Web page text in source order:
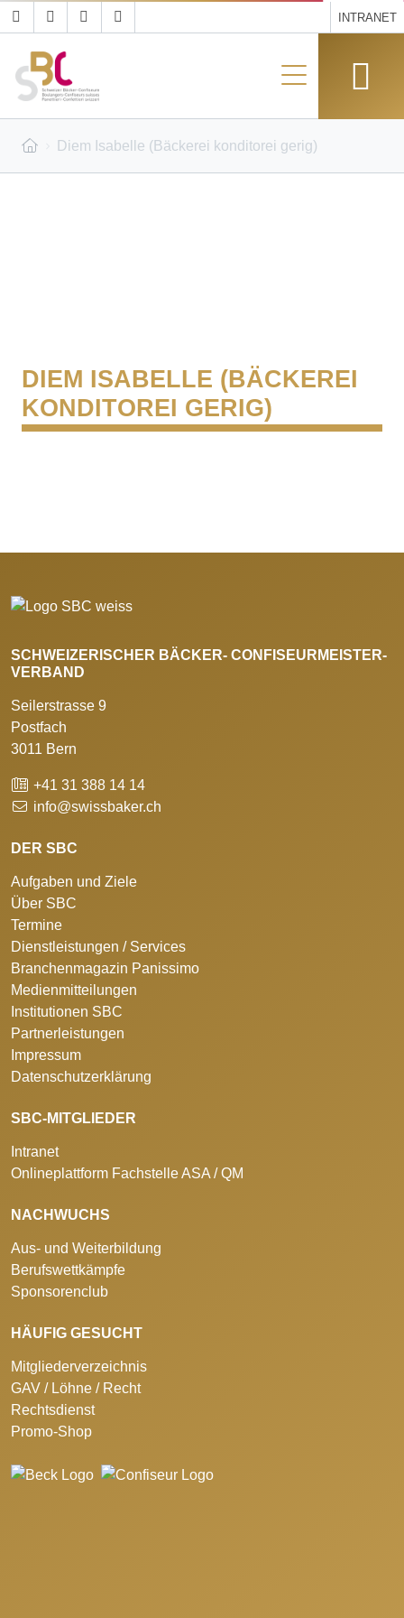
INTRANET
Diem Isabelle (Bäckerei konditorei gerig)
DIEM ISABELLE (BÄCKEREI
KONDITOREI GERIG)
SCHWEIZERISCHER BÄCKER- CONFISEURMEISTER-
VERBAND
Seilerstrasse 9
Postfach
3011 Bern
+41 31 388 14 14
info@swissbaker.ch
DER SBC
Aufgaben und Ziele
Über SBC
Termine
Dienstleistungen / Services
Branchenmagazin Panissimo
Medienmitteilungen
Institutionen SBC
Partnerleistungen
Impressum
Datenschutzerklärung
SBC-MITGLIEDER
Intranet
Onlineplattform Fachstelle ASA / QM
NACHWUCHS
Aus- und Weiterbildung
Berufswettkämpfe
Sponsorenclub
HÄUFIG GESUCHT
Mitgliederverzeichnis
GAV / Löhne / Recht
Rechtsdienst
Promo-Shop